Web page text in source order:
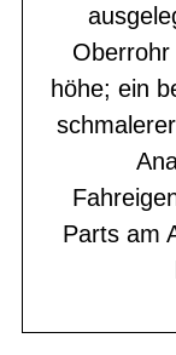
höhe; ein
Parts am